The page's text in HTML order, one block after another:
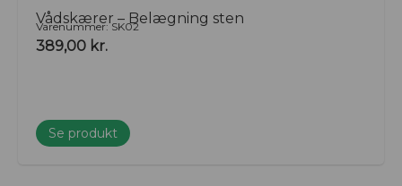
Vådskærer – Belægning sten
Varenummer: SK02
389,00 kr.
Se produkt